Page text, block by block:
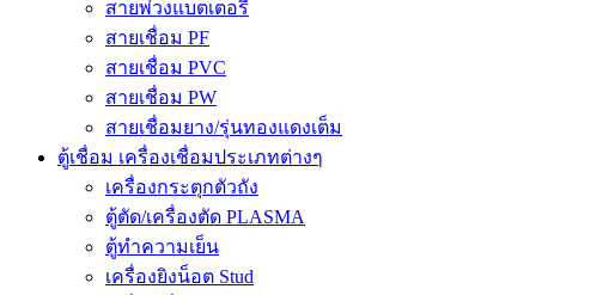
สายพ่วงแบตเตอรี่
สายเชื่อม PF
สายเชื่อม PVC
สายเชื่อม PW
สายเชื่อมยาง/รุ่นทองแดงเต็ม
ตู้เชื่อม เครื่องเชื่อมประเภทต่างๆ
เครื่องกระตุกตัวถัง
ตู้ตัด/เครื่องตัด PLASMA
ตู้ทำความเย็น
เครื่องยิงน็อต Stud